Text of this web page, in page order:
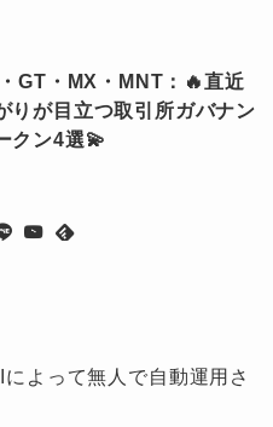
GT・MX・MNT：🔥直近
りが目立つ取引所ガバナン
クン4選💫
よって無人で自動運用さ